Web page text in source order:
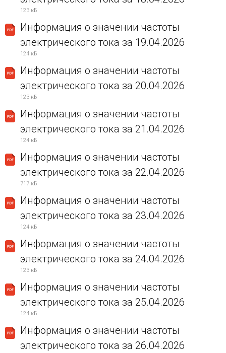
123 кБ
Информация о значении частоты
электрического тока за 19.04.2026
124 кБ
Информация о значении частоты
электрического тока за 20.04.2026
123 кБ
Информация о значении частоты
электрического тока за 21.04.2026
124 кБ
Информация о значении частоты
электрического тока за 22.04.2026
717 кБ
Информация о значении частоты
электрического тока за 23.04.2026
124 кБ
Информация о значении частоты
электрического тока за 24.04.2026
123 кБ
Информация о значении частоты
электрического тока за 25.04.2026
124 кБ
Информация о значении частоты
электрического тока за 26.04.2026